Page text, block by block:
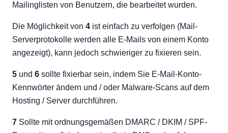
Mailinglisten von Benutzern, die bearbeitet wurden.
Die Möglichkeit von 4 ist einfach zu verfolgen (Mail-
Serverprotokolle werden alle E-Mails von einem Konto
angezeigt), kann jedoch schwieriger zu fixieren sein.
5 und 6 sollte fixierbar sein, indem Sie E-Mail-Konto-
Kennwörter ändern und / oder Malware-Scans auf dem
Hosting / Server durchführen.
7 Sollte mit ordnungsgemäßen DMARC / DKIM / SPF-